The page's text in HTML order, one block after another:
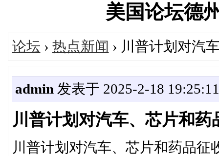
美国论坛德
论坛 › 热点新闻 › 川普计划对汽
admin 发表于 2025-2-18 19:25:11
川普计划对汽车、芯片和药
川普计划对汽车、芯片和药品征